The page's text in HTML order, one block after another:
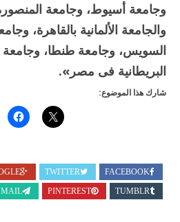
وجامعة أسيوط، وجامعة
والجامعة الألمانية بالقاهرة،
السويس، وجامعة طنطا، وجامعة
البريطانية فى مصر».
شارك هذا الموضوع:
FACEBOOK
TWITTER
TUMBLR
PINTEREST
MAIL